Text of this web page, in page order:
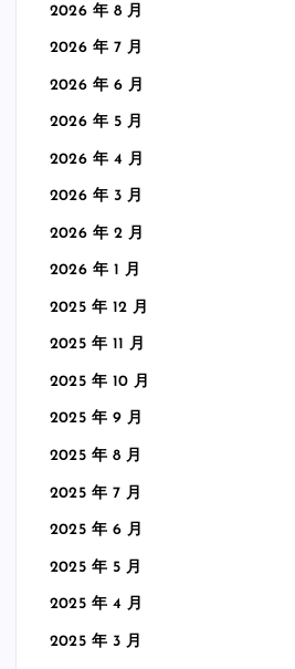
2026 年 8 月
2026 年 7 月
2026 年 6 月
2026 年 5 月
2026 年 4 月
2026 年 3 月
2026 年 2 月
2026 年 1 月
2025 年 12 月
2025 年 11 月
2025 年 10 月
2025 年 9 月
2025 年 8 月
2025 年 7 月
2025 年 6 月
2025 年 5 月
2025 年 4 月
2025 年 3 月